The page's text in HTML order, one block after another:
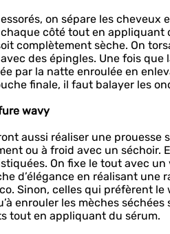
on sépare les cheveux
côté tout en
complètement sèche. On
des épingles. Une fois
par la natte enroulée en
finale, il faut balayer les
wavy
aussi réaliser une prouesse
ou à froid avec un séchoir.
On fixe le tout avec
d’élégance en réalisant une
Sinon, celles qui préfèrent
enrouler les mèches
tout en appliquant du sérum.